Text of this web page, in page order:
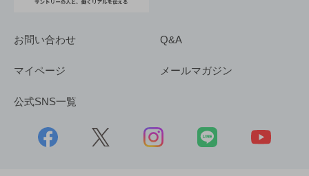
お問い合わせ Q&A
マイページ メールマガジン
公式SNS一覧